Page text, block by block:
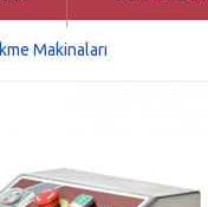
Makinaları